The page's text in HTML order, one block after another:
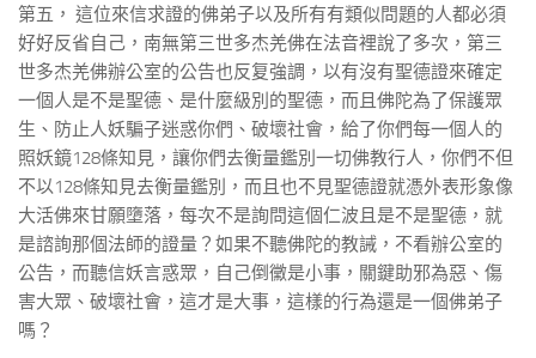
第五， 這位來信求證的佛弟子以及所有有類似問題的人都必須
好好反省自己，南無第三世多杰羌佛在法音裡說了多次，第三
世多杰羌佛辦公室的公告也反复強調，以有沒有聖德證來確定
一個人是不是聖德、是什麼級別的聖德，而且佛陀為了保護眾
生、防止人妖騙子迷惑你們、破壞社會，給了你們每一個人的
照妖鏡128條知見，讓你們去衡量鑑別一切佛教行人，你們不但
不以128條知見去衡量鑑別，而且也不見聖德證就憑外表形象像
大活佛來甘願墮落，每次不是詢問這個仁波且是不是聖德，就
是諮詢那個法師的證量？如果不聽佛陀的教誡，不看辦公室的
公告，而聽信妖言惑眾，自己倒黴是小事，關鍵助邪為惡、傷
害大眾、破壞社會，這才是大事，這樣的行為還是一個佛弟子
嗎？